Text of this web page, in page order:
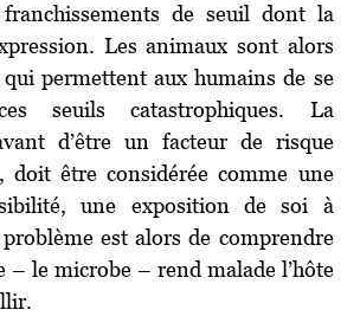
de seuil dont la
Les animaux sont alors
permettent aux humains de se
seuils catastrophiques. La
d’être un facteur de risque
doit être considérée comme une
une exposition de soi à
est alors de comprendre
– le microbe – rend malade l’hôte